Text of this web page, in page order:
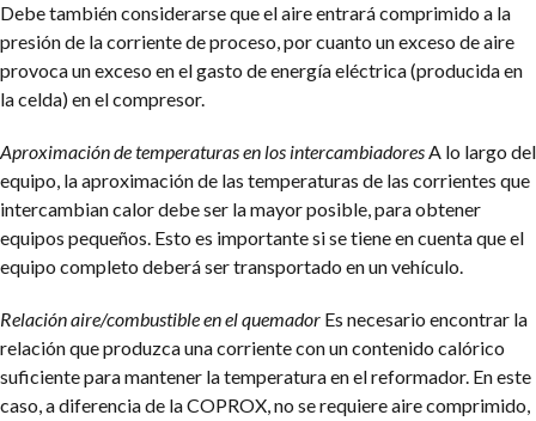
Debe también considerarse que el aire entrará comprimido a la
presión de la corriente de proceso, por cuanto un exceso de aire
provoca un exceso en el gasto de energía eléctrica (producida en
la celda) en el compresor.
Aproximación de temperaturas en los intercambiadoresA lo largo del
equipo, la aproximación de las temperaturas de las corrientes que
intercambian calor debe ser la mayor posible, para obtener
equipos pequeños. Esto es importante si se tiene en cuenta que el
equipo completo deberá ser transportado en un vehículo.
Relación aire/combustible en el quemador Es necesario encontrar la
relación que produzca una corriente con un contenido calórico
suficiente para mantener la temperatura en el reformador. En este
caso, a diferencia de la COPROX, no se requiere aire comprimido,